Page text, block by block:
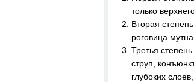
только
Вторая
роговица
Третья
струп,
глубоких